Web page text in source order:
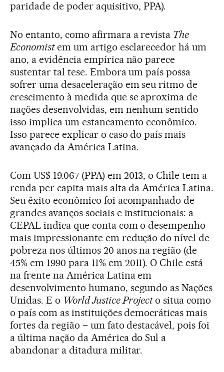
paridade de poder aquisitivo, PPA).
No entanto, como afirmara a revista The
Economistem um artigo esclarecedor há um
ano, a evidência empírica não parece
sustentar tal tese. Embora um país possa
sofrer uma desaceleração em seu ritmo de
crescimento à medida que se aproxima de
nações desenvolvidas, em nenhum sentido
isso implica um estancamento econômico.
Isso parece explicar o caso do país mais
avançado da América Latina.
Com US$ 19.067 (PPA) em 2013, o Chile tem a
renda per capita mais alta da América Latina.
Seu êxito econômico foi acompanhado de
grandes avanços sociais e institucionais: a
CEPAL indica que conta com o desempenho
mais impressionante em redução do nível de
pobreza nos últimos 20 anos na região (de
45% em 1990 para 11% em 2011). O Chile está
na frente na América Latina em
desenvolvimento humano, segundo as Nações
Unidas. E o World Justice Projecto situa como
o país com as instituições democráticas mais
fortes da região – um fato destacável, pois foi
a última nação da América do Sul a
abandonar a ditadura militar.